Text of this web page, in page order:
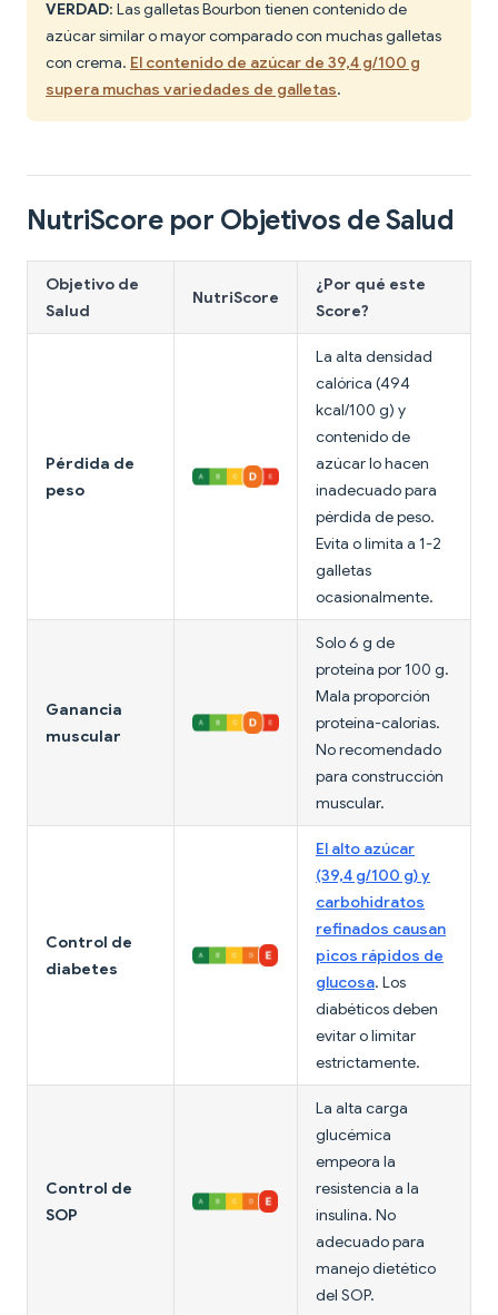
VERDAD: Las galletas Bourbon tienen contenido de
azúcar similar o mayor comparado con muchas galletas
con crema. El contenido de azúcar de 39,4 g/100 g
supera muchas variedades de galletas.
NutriScore por Objetivos de Salud
Objetivo de
Salud
NutriScore
¿Por qué este
Score?
Pérdida de
peso
La alta densidad
calórica (494
kcal/100 g) y
contenido de
azúcar lo hacen
inadecuado para
pérdida de peso.
Evita o limita a 1-2
galletas
ocasionalmente.
Ganancia
muscular
Solo 6 g de
proteína por 100 g.
Mala proporción
proteína-calorías.
No recomendado
para construcción
muscular.
Control de
diabetes
El alto azúcar
(39,4 g/100 g) y
carbohidratos
refinados causan
picos rápidos de
glucosa. Los
diabéticos deben
evitar o limitar
estrictamente.
Control de
SOP
La alta carga
glucémica
empeora la
resistencia a la
insulina. No
adecuado para
manejo dietético
del SOP.